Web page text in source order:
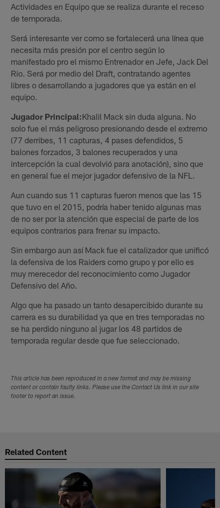
Actividades en Equipo que se realiza durante el receso
de temporada.
Será interesante ver como se fortalecerá una línea que
necesita más presión por el centro según lo
manifestado pro el mismo Entrenador en Jefe, Jack Del
Rio. Será por medio del Draft, contratando agentes
libres o desarrollando a jugadores que ya están en el
equipo.
Jugador Principal:Khalil Mack sin duda alguna. No
solo fue el más peligroso presionando desde el extremo
(77 derribes, 11 capturas, 4 pases defendidos, 5
balones forzados, 3 balones recuperados y una
intercepción la cual devolvió para anotación), sino que
en general fue el mejor jugador defensivo de la NFL.
Aun cuando sus 11 capturas fueron menos que las 15
que tuvo en el 2015, podría haber tenido algunas mas
de no ser por la atención que especial de parte de los
equipos contrarios para frenar su impacto.
Sin embargo aun así Mack fue el catalizador que unificó
la defensiva de los Raiders como grupo y por ello es
muy merecedor del reconocimiento como Jugador
Defensivo del Año.
Algo que ha pasado un tanto desapercibido durante su
carrera es su durabilidad ya que en tres temporadas no
se ha perdido ninguno al jugar los 48 partidos de
temporada regular desde que fue seleccionado.
This article has been reproduced in a new format and may be missing
content or contain faulty links. Please use the Contact Us link in our site
footer to report an issue.
Related Content